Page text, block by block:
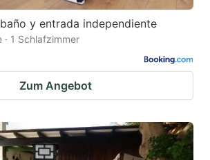
y entrada independiente
· 1 Schlafzimmer
Zum Angebot